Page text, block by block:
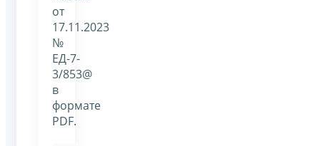
от
17.11.2023
№
ЕД-7-
3/853@
в
формате
PDF.